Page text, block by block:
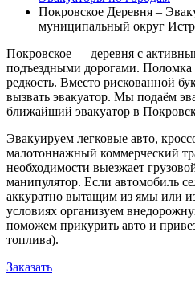
Покровское Деревня –
муниципальный округ
Покровское — деревня с
подъездными дорогами. Поломка
редкость. Вместо рискованной
вызвать эвакуатор. Мы подаём
ближайший эвакуатор в
Эвакуируем легковые авто,
малотоннажный коммерческий
необходимости выезжает
манипулятор. Если автомобиль
аккуратно вытащим из ямы или
условиях организуем
поможем прикурить авто и
топлива).
Заказать